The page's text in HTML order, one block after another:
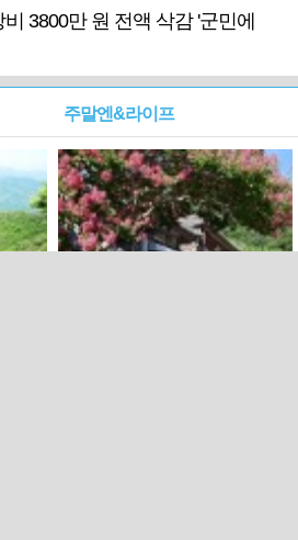
3800만 원 전액 삭감 '군민에
주말엔&라이프